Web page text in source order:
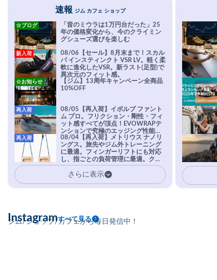
速報 ジム カフェ ショップ
「昔のミウラは1万円台だった」25
年の価格変化から、今のクライミン
グシューズ選びを楽しむ
☆ブログ
08/06【セール】8月末まで！スカル
パ インスティンクト VSR LV。軽く柔
軟に進化したVSR。新ラスト(足型)で
異次元のフィット感。
新入荷
【ジム】13周年キャンペーン全商品
10%OFF
☆お知らせ
08/05【再入荷】イボルブ ファント
ム プロ。フリクション・剛性・フィ
ット感すべてが頂点！EVOWRAPテ
ンションで究極のエッジング性能を
実現。進化系ラバーEvo-74はTRAX
を凌駕する粘着力で極小ホールドに
安心感。
再入荷
08/04【再入荷】メトリウス ナノリ
ングス。旅先やジム外トレーニング
に最適。フィンガーリフトにも対応
し、指ごとの負荷管理に最適。クラ
イマーの指を本気で鍛えるギア。
再入荷
さらに表示
ジム/ショップ/カフェから毎日発信中！
Instagramすべて見る